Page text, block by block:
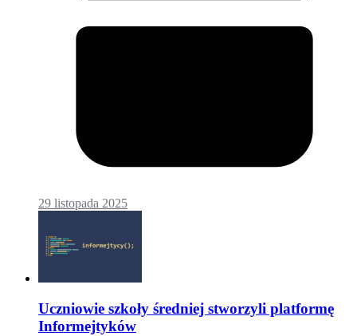
29 listopada 2025
Uczniowie szkoły średniej stworzyli platformę
Informejtyków